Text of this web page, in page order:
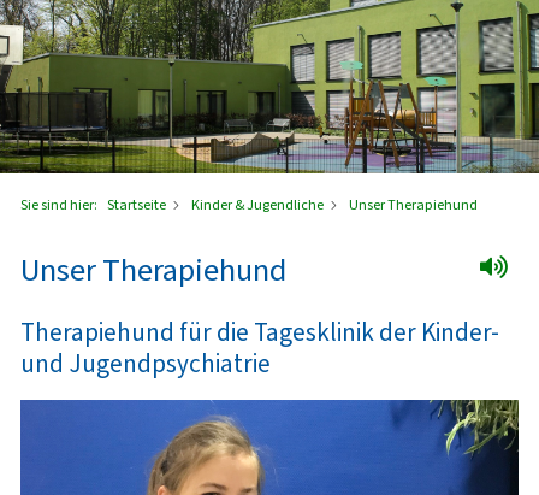
Sie sind hier: Startseite Kinder & Jugendliche Unser Therapiehund
Unser Therapiehund
Therapiehund für die Tagesklinik der Kinder-
und Jugendpsychiatrie